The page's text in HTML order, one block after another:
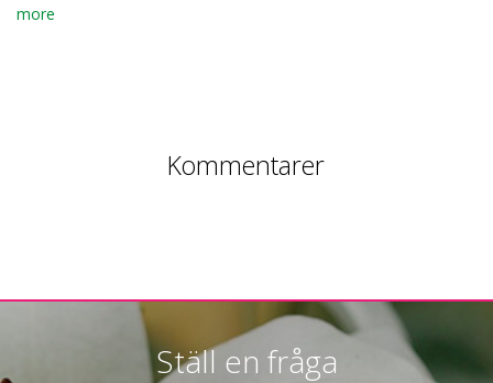
more
Kommentarer
Ställ en fråga